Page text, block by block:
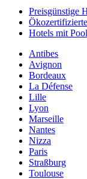
Preisgünstige
Hotels mit
Antibes
Avignon
Bordeaux
La Défense
Lille
Lyon
Marseille
Nantes
Nizza
Paris
Straßburg
Toulouse